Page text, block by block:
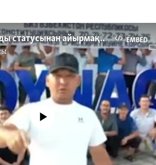
EMBED
Өзбекстан Қарақалпақстанды статусынан айырмақ. Бұған қарақалпақтар наразы
source currently available